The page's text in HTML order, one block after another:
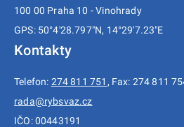
100 00 Praha 10 - Vinohrady
GPS: 50°4'28.797"N, 14°29'7.23"E
Kontakty
Telefon: 274 811 751 , Fax: 274 811
rada@rybsvaz.cz
IČO: 00443191